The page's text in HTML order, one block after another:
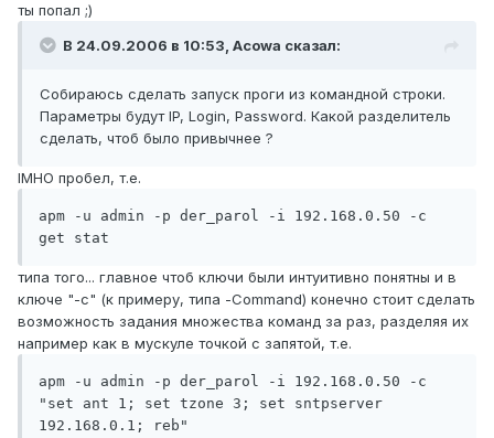
ты попал ;)
В 24.09.2006 в 10:53, Acowa сказал:
Собираюсь сделать запуск проги из командной строки.
Параметры будут IP, Login, Password. Какой разделитель
сделать, чтоб было привычнее ?
IMHO пробел, т.е.
apm -u admin -p der_parol -i 192.168.0.50 -c
get stat
типа того... главное чтоб ключи были интуитивно понятны и в
ключе "-с" (к примеру, типа -Command) конечно стоит сделать
возможность задания множества команд за раз, разделяя их
например как в мускуле точкой с запятой, т.е.
apm -u admin -p der_parol -i 192.168.0.50 -c
"set ant 1; set tzone 3; set sntpserver
192.168.0.1; reb"